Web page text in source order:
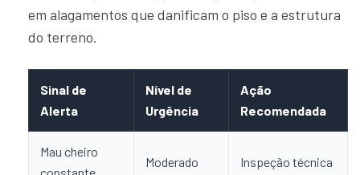
em alagamentos que danificam o piso e a estrutura
do terreno.
Sinal de
Alerta
Nível de
Urgência
Ação
Recomendada
Mau cheiro
Moderado Inspeção técnica